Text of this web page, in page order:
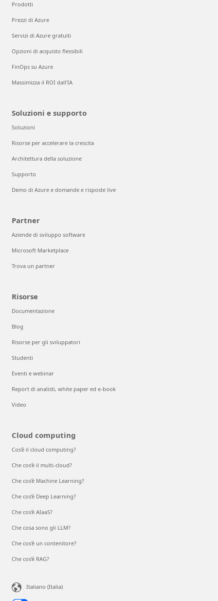
Prodotti
Prezzi di Azure
Servizi di Azure gratuiti
Opzioni di acquisto flessibili
FinOps su Azure
Massimizza il ROI dall'IA
Soluzioni e supporto
Soluzioni
Risorse per accelerare la crescita
Architettura della soluzione
Supporto
Demo di Azure e domande e risposte live
Partner
Aziende di sviluppo software
Microsoft Marketplace
Trova un partner
Risorse
Documentazione
Blog
Risorse per gli sviluppatori
Studenti
Eventi e webinar
Report di analisti, white paper ed e-book
Video
Cloud computing
Cos'è il cloud computing?
Che cos'è il multi-cloud?
Che cos'è Machine Learning?
Che cos’è Deep Learning?
Che cos'è AIaaS?
Che cosa sono gli LLM?
Che cos'è un contenitore?
Che cos’è RAG?
Italiano (Italia)